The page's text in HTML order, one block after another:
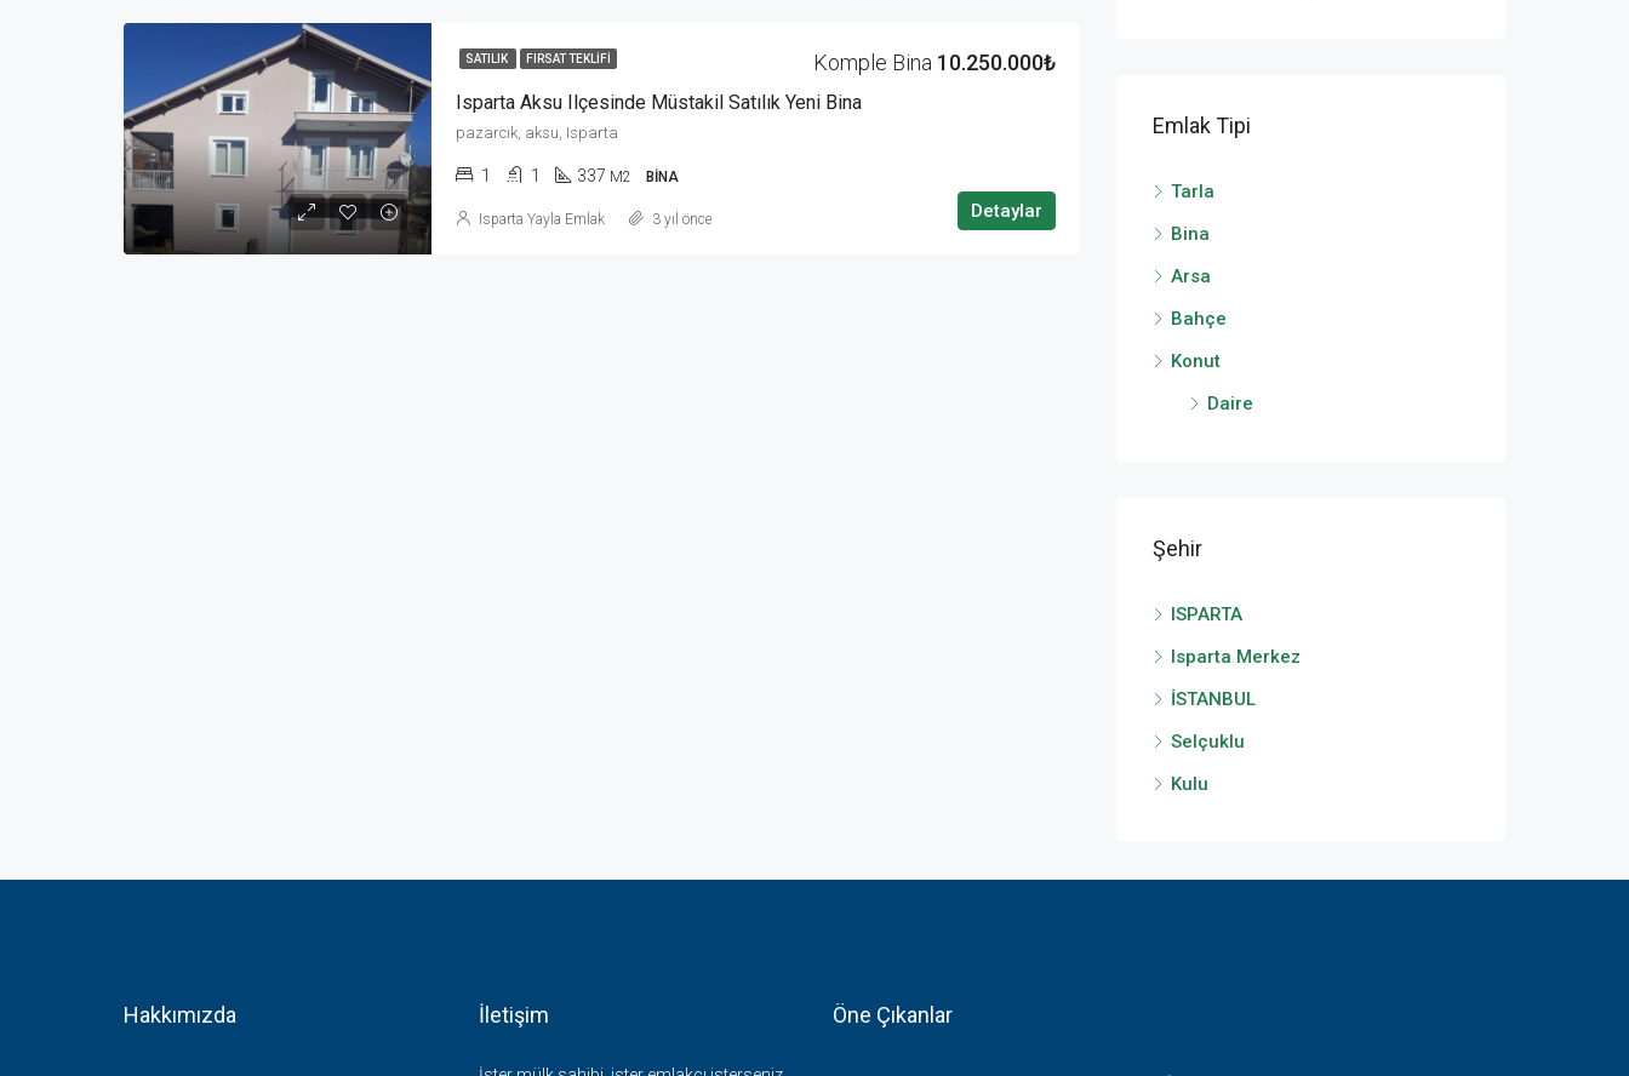
SATILIK FIRSAT TEKLIFI
Isparta Aksu Ilçesinde Müstakil Satılık Yeni Bina
Komple Bina 10.250.000₺
pazarcık, aksu, Isparta
1 1 337 M2 BINA
Detaylar
Isparta Yayla Emlak 3 yıl önce
Emlak Tipi
Tarla
Bina
Arsa
Bahçe
Konut
Daire
Şehir
ISPARTA
Isparta Merkez
İSTANBUL
Selçuklu
Kulu
Hakkımızda İletişim Öne Çıkanlar